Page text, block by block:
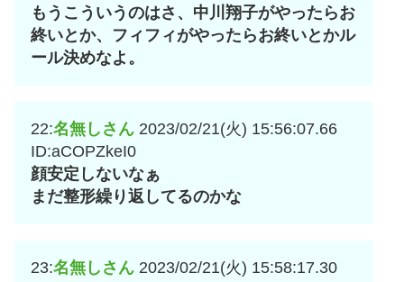
もうこういうのはさ、中川翔子がやったらお
終いとか、フィフィがやったらお終いとかル
ール決めなよ。
22:名無しさん 2023/02/21(火) 15:56:07.66
ID:aCOPZkeI0
顔安定しないなぁ
まだ整形繰り返してるのかな
23:名無しさん 2023/02/21(火) 15:58:17.30